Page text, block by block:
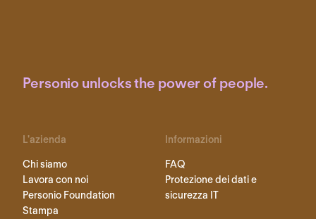
Personio unlocks the power of people.
L'azienda
Chi siamo
Lavora con noi
Personio Foundation
Stampa
Informazioni
FAQ
Protezione dei dati e
sicurezza IT